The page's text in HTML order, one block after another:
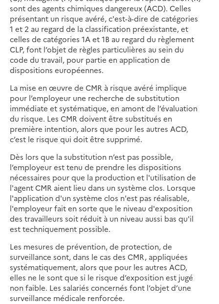
sont des agents chimiques dangereux (ACD). Celles
présentant un risque avéré, c'est-à-dire de catégories
1 et 2 au regard de la classification préexistante, et
celles de catégories 1A et 1B au regard du règlement
CLP, font l’objet de règles particulières au sein du
code du travail, pour partie en application de
dispositions européennes.
La mise en œuvre de CMR à risque avéré implique
pour l’employeur une recherche de substitution
immédiate et systématique, en amont de l’évaluation
du risque. Les CMR doivent être substitués en
première intention, alors que pour les autres ACD,
c’est le risque qui doit être supprimé.
Dès lors que la substitution n’est pas possible,
l’employeur est tenu de prendre les dispositions
nécessaires pour que la production et l'utilisation de
l'agent CMR aient lieu dans un système clos. Lorsque
l'application d'un système clos n'est pas réalisable,
l'employeur fait en sorte que le niveau d'exposition
des travailleurs soit réduit à un niveau aussi bas qu'il
est techniquement possible.
Les mesures de prévention, de protection, de
surveillance sont, dans le cas des CMR, appliquées
systématiquement, alors que pour les autres ACD,
elles ne le sont que si le risque d’exposition est jugé
non faible. Les salariés concernés font l’objet d’une
surveillance médicale renforcée.